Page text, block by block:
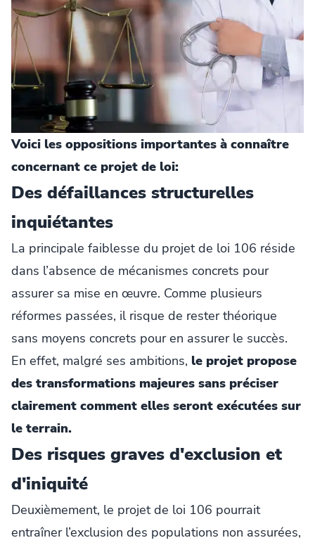
Voici les oppositions importantes à connaître
concernant ce projet de loi:
Des défaillances structurelles
inquiétantes
La principale faiblesse du projet de loi 106 réside
dans l’absence de mécanismes concrets pour
assurer sa mise en œuvre. Comme plusieurs
réformes passées, il risque de rester théorique
sans moyens concrets pour en assurer le succès.
En effet, malgré ses ambitions, le projet propose
des transformations majeures sans préciser
clairement comment elles seront exécutées sur
le terrain.
Des risques graves d'exclusion et
d'iniquité
Deuxièmement, le projet de loi 106 pourrait
entraîner l’exclusion des populations non assurées,